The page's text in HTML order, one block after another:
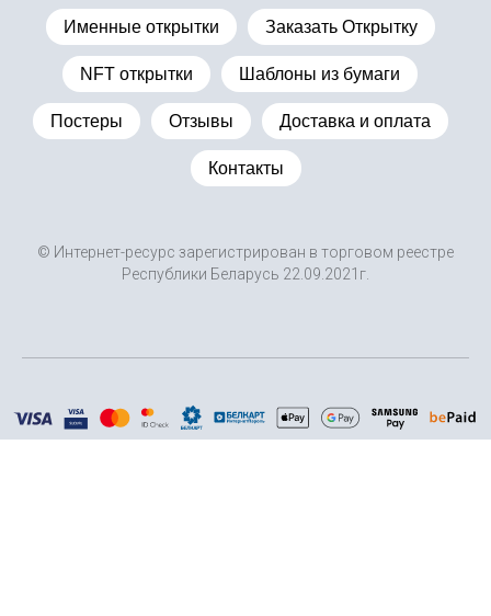
Именные открытки Заказать Открытку
NFT открытки Шаблоны из бумаги
Постеры Отзывы Доставка и оплата
Контакты
© Интернет-ресурс зарегистрирован в торговом реестре
Республики Беларусь 22.09.2021г.